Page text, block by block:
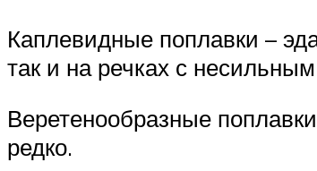
Каплевидные поплавки –
так и на речках с
Веретенообразные
редко.